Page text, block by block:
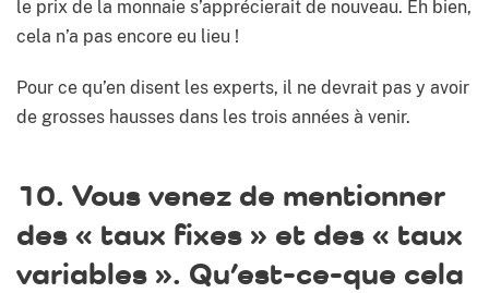
le prix de la monnaie s’apprécierait de nouveau. Eh bien,
cela n’a pas encore eu lieu !
Pour ce qu’en disent les experts, il ne devrait pas y avoir
de grosses hausses dans les trois années à venir.
10. Vous venez de mentionner
des « taux fixes » et des « taux
variables ». Qu’est-ce-que cela